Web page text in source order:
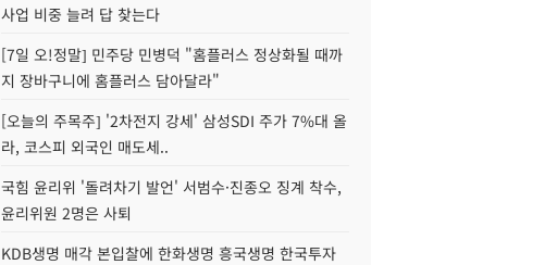
사업 비중 늘려 답 찾는다
[7일 오!정말] 민주당 민병덕 "홈플러스 정상화될 때까
지 장바구니에 홈플러스 담아달라"
[오늘의 주목주] '2차전지 강세' 삼성SDI 주가 7%대 올
라, 코스피 외국인 매도세..
국힘 윤리위 '돌려차기 발언' 서범수·진종오 징계 착수,
윤리위원 2명은 사퇴
KDB생명 매각 본입찰에 한화생명 흥국생명 한국투자